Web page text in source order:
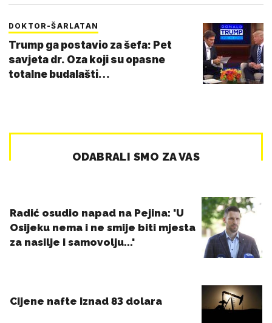
DOKTOR-ŠARLATAN
Trump ga postavio za šefa: Pet
savjeta dr. Oza koji su opasne
totalne budalašti…